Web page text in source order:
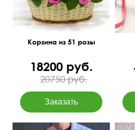
Корзина из 51 розы
18200 руб.
20750 руб.